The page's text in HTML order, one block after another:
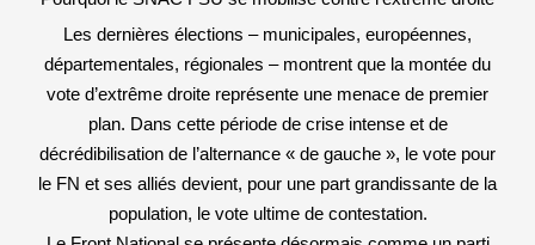
Les dernières élections – municipales, européennes,
départementales, régionales – montrent que la montée du
vote d’extrême droite représente une menace de premier
plan. Dans cette période de crise intense et de
décrédibilisation de l’alternance « de gauche », le vote pour
le FN et ses alliés devient, pour une part grandissante de la
population, le vote ultime de contestation.